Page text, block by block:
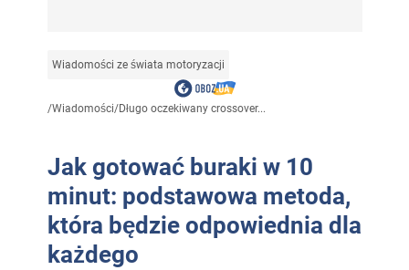
Wiadomości ze świata motoryzacji
/Wiadomości/Długo oczekiwany crossover...
Jak gotować buraki w 10
minut: podstawowa metoda,
która będzie odpowiednia dla
każdego